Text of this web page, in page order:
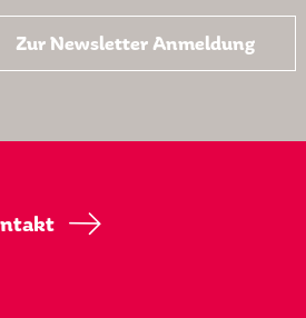
Zur Newsletter Anmeldung